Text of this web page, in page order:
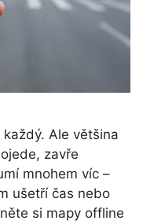
Ale většina
zavře
mnohem víc –
ušetří čas nebo
si mapy offline